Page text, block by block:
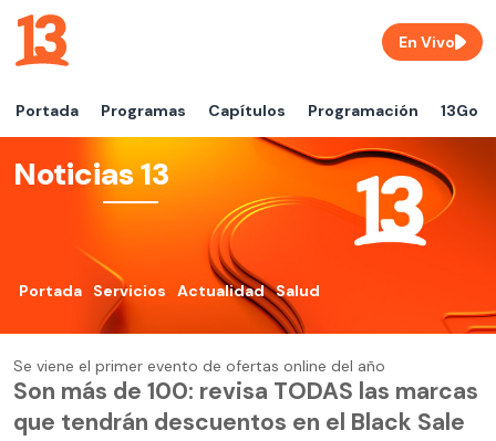
Portada Programas Capítulos Programación 13Go
En Vivo
Noticias 13
Portada Servicios Actualidad Salud
Se viene el primer evento de ofertas online del año
Son más de 100: revisa TODAS las marcas
que tendrán descuentos en el Black Sale